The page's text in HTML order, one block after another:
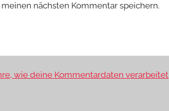
nächsten Kommentar speichern.
wie deine Kommentardaten verarbeitet